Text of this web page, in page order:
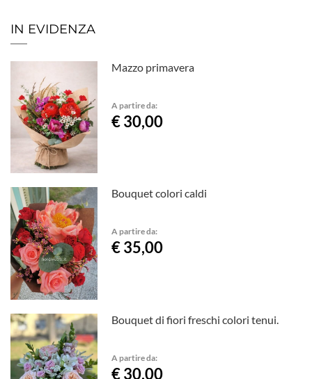
IN EVIDENZA
Mazzo primavera
A partire da:
€ 30,00
Bouquet colori caldi
A partire da:
€ 35,00
Bouquet di fiori freschi colori tenui.
A partire da:
€ 30,00